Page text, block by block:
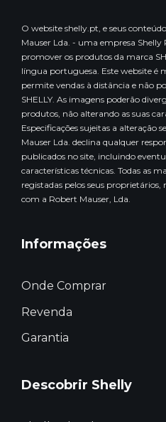
O website shelly.pt, e seus
Mauser Lda. - uma empresa
promover os produtos da marca
língua portuguesa. Este website
permite vendas à distância e não
SHELLY. As imagens poderão
produtos, não alterando as suas
Especificações sujeitas a alteração
Mauser Lda. declina qualquer
publicados no site, incluindo
características técnicas. Todas as
registadas pelos seus
com a Robert Mauser, Lda.
Informações
Onde Comprar
Revenda
Garantia
Descobrir Shelly